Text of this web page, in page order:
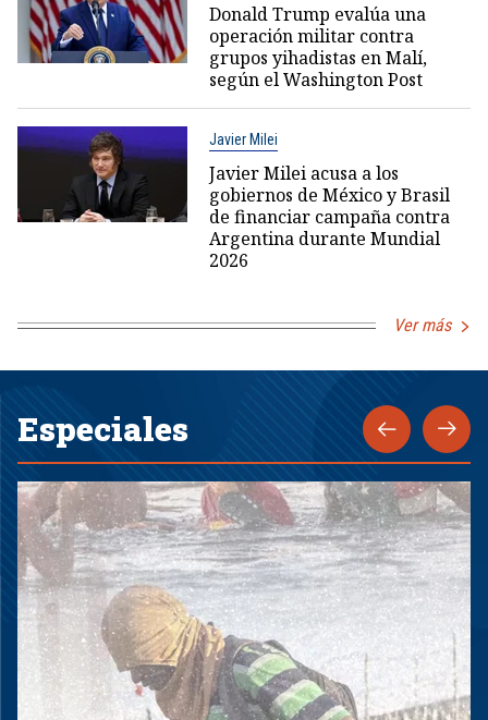
Donald Trump evalúa una
operación militar contra
grupos yihadistas en Malí,
según el Washington Post
Javier Milei
Javier Milei acusa a los
gobiernos de México y Brasil
de financiar campaña contra
Argentina durante Mundial
2026
Ver más
Especiales